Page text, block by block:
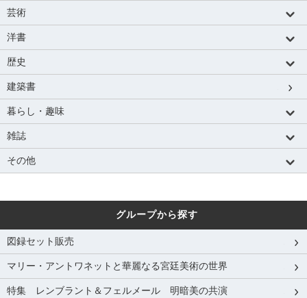
芸術
洋書
歴史
建築書
暮らし・趣味
雑誌
その他
グループから探す
図録セット販売
マリー・アントワネットと華麗なる宮廷美術の世界
特集 レンブラント＆フェルメール 明暗美の共演